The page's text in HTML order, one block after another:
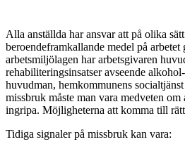
Alla anställda har ansvar att på olika
beroendeframkallande medel på
arbetsmiljölagen har arbetsgivaren
rehabiliteringsinsatser avseende
huvudman, hemkommunens
missbruk måste man vara medveten
ingripa. Möjligheterna att komma till
Tidiga signaler på missbruk kan vara: